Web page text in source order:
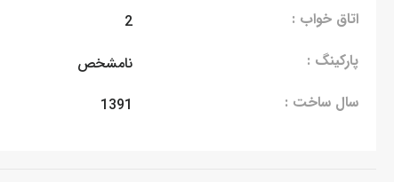
اتاق خواب :
2
پارکینگ :
نامشخص
سال ساخت :
1391